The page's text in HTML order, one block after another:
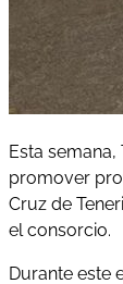
Esta
promover
Cruz de
el consorcio.
Durante este